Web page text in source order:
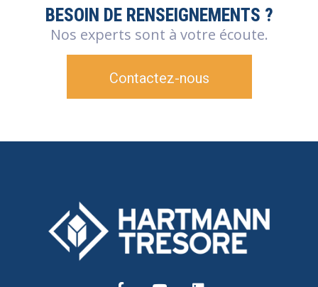
BESOIN DE RENSEIGNEMENTS ?
Nos experts sont à votre écoute.
Contactez-nous